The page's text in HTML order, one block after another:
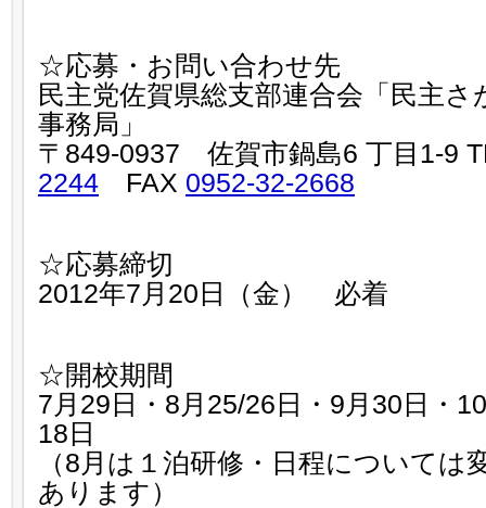
☆応募・お問い合わせ先
民主党佐賀県総支部連合会「民主
事務局」
〒849-0937 佐賀市鍋島6 丁目1-9
2244 FAX 0952-32-2668
☆応募締切
2012年7月20日（金） 必着
☆開校期間
7月29日・8月25/26日・9月30日・
18日
（8月は１泊研修・日程については
あります）